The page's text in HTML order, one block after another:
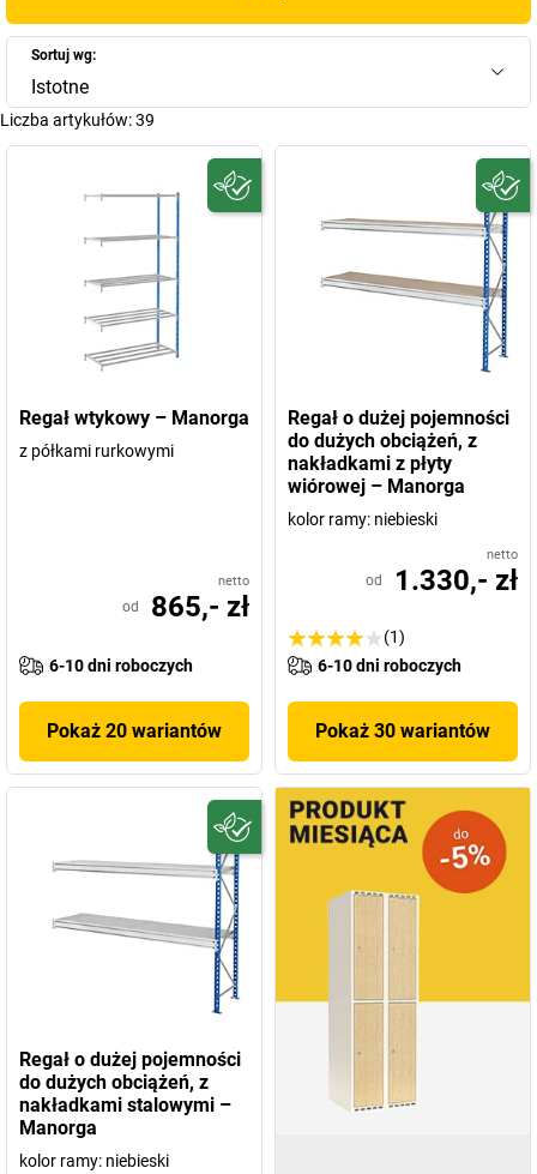
Sortuj wg:
Istotne
Liczba artykułów:39
Regał wtykowy – Manorga
z półkami rurkowymi
netto
od 865,- zł
6-10 dni roboczych
Pokaż 20 wariantów
Regał o dużej pojemności
do dużych obciążeń, z
nakładkami z płyty
wiórowej – Manorga
kolor ramy: niebieski
netto
od 1.330,- zł
(1)
6-10 dni roboczych
Pokaż 30 wariantów
Regał o dużej pojemności
do dużych obciążeń, z
nakładkami stalowymi –
Manorga
kolor ramy: niebieski